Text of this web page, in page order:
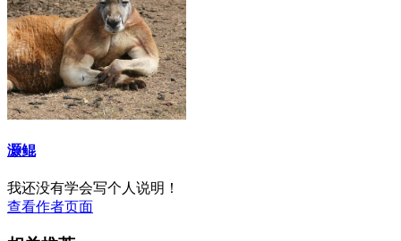
灏鲲
我还没有学会写个人说明！
查看作者页面